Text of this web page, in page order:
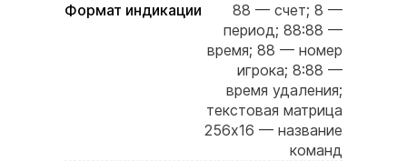
Формат индикации
88 — счет; 8 —
период; 88:88 —
время; 88 — номер
игрока; 8:88 —
время удаления;
текстовая матрица
256х16 — название
команд